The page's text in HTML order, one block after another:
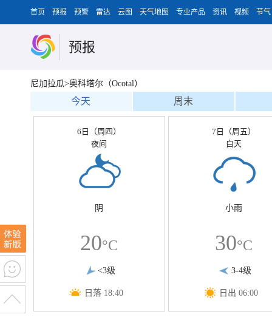
首页 预报 预警 雷达 云图 天气地图 专业产品 资讯 视频 节气
预报
尼加拉瓜>奥科塔尔（Ocotal）
今天 周末
6日（周四）
夜间
阴
20°C
<3级
日落 18:40
7日（周五）
白天
小雨
30°C
3-4级
日出 06:00